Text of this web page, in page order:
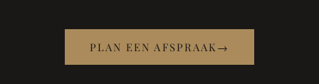
PLAN EEN AFSPRAAK →